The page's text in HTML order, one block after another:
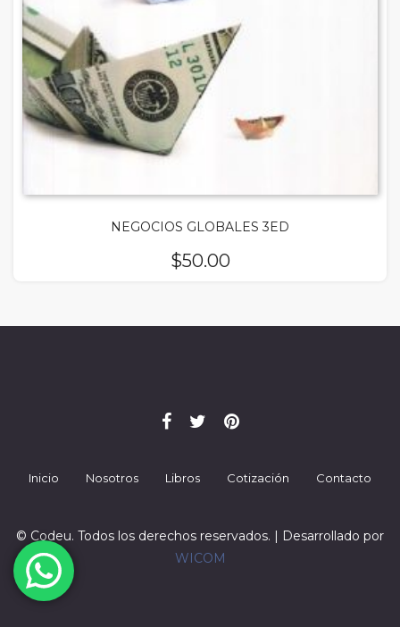
NEGOCIOS GLOBALES 3ED
$50.00
Inicio Nosotros Libros Cotización Contacto
© Codeu. Todos los derechos reservados. | Desarrollado por
WICOM